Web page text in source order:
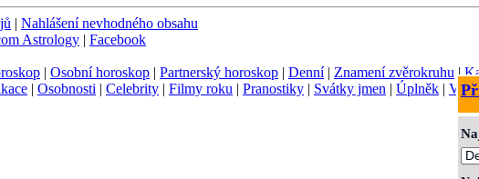
| Nahlášení nevhodného obsahu
Astrology | Facebook
| Osobní horoskop | Partnerský horoskop | Denní| Znamení zvěrokruhu |
| Osobnosti | Celebrity | Filmy roku | Pranostiky | Svátky jmen | Úplněk |